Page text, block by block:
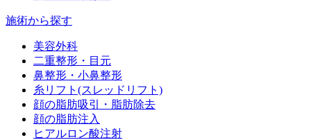
施術から探す
美容外科
二重整形・目元
鼻整形・小鼻整形
糸リフト(スレッドリフト)
顔の脂肪吸引・脂肪除去
顔の脂肪注入
ヒアルロン酸注射